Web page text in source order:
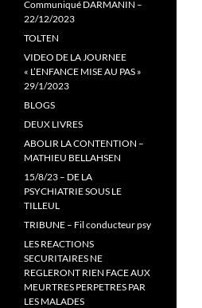
Communiqué DARMANIN –
22/12/2023
TOLTEN
VIDEO DE LA JOURNEE
« L’ENFANCE MISE AU PAS »
29/1/2023
BLOGS
DEUX LIVRES
ABOLIR LA CONTENTION –
MATHIEU BELLAHSEN
15/8/23 – DE LA
PSYCHIATRIE SOUS LE
TILLEUL
TRIBUNE – Fil conducteur psy
LES REACTIONS
SECURITAIRES NE
REGLERONT RIEN FACE AUX
MEURTRES PERPETRES PAR
LES MALADES